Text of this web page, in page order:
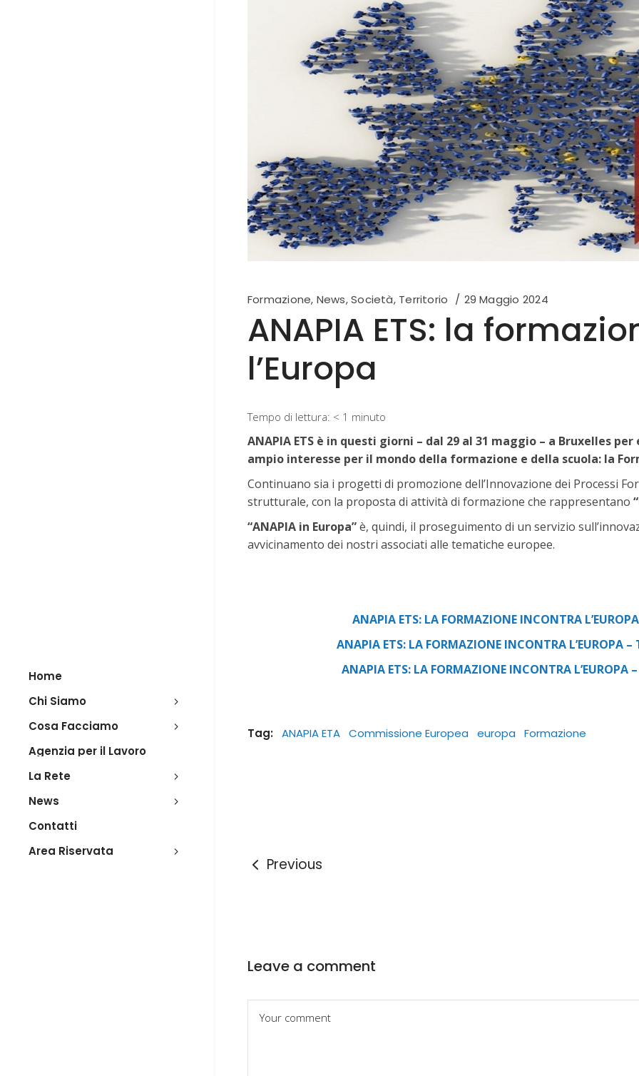
Home
Chi Siamo
Cosa Facciamo
Agenzia per il Lavoro
La Rete
News
Contatti
Area Riservata
Formazione, News,Società, Territorio 29 Maggio 2024
ANAPIA ETS: la
l’Europa
Tempo di lettura: < 1 minuto
ANAPIA ETS è in questi giorni – dal 29 al 31 maggio – a Bruxelles
ampio interesse per il mondo della formazione e della scuola: la
Continuano sia i progetti di promozione dell’Innovazione dei Processi
strutturale, con la proposta di attività di formazione che rappresentano
“ANAPIA in Europa”è, quindi, il proseguimento di un servizio
avvicinamento dei nostri associati alle tematiche europee.
ANAPIA ETS: LA FORMAZIONE INCONTRA
ANAPIA ETS: LA FORMAZIONE INCONTRA
ANAPIA ETS: LA FORMAZIONE INCONTRA
Tag: ANAPIA ETA Commissione Europea europa Formazione
Previous
Leave a comment